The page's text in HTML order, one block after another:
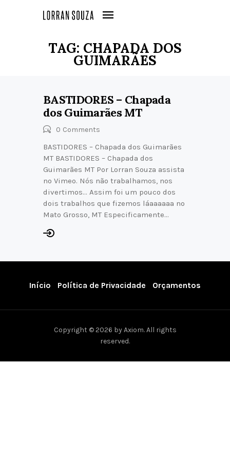
TAG: CHAPADA DOS
GUIMARÃES
BASTIDORES – Chapada
dos Guimarães MT
0 Comments
BASTIDORES – Chapada dos Guimarães
MT BASTIDORES – Chapada dos
Guimarães MT Por Lorran Souza assista
no Vimeo. Nós não trabalhamos, nos
divertimos… Assim foi um pouco dos
dois trabalhos que fizemos láaaaaaa no
Mato Grosso, MT Especificamente…
Início Política de Privacidade Orçamentos
Copyright © 2026 by Axiom. All rights
reserved.